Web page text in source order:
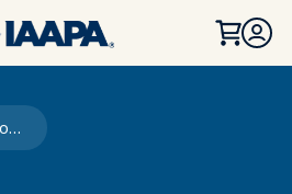
PRINCIPAL
Asuntos Públicos En América del Norte